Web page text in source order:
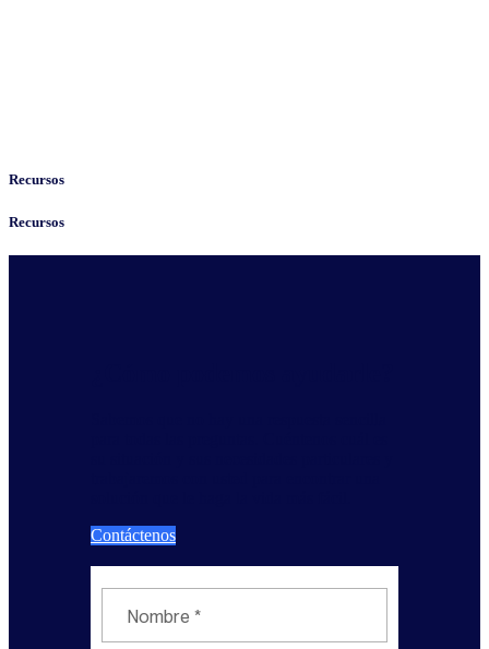
Recursos
Recursos
Contáctenos